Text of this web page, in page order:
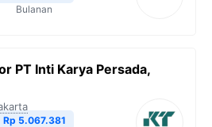
Bulanan
PT Inti Karya Persada,
Rp 5.067.381